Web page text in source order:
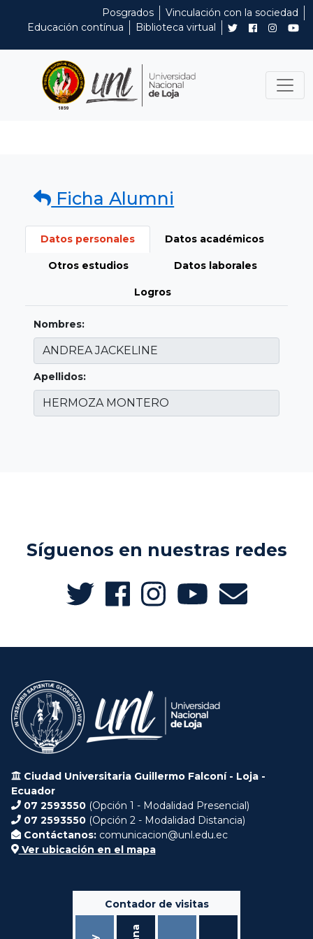
Posgrados
Vinculación con la sociedad
Educación contínua
Biblioteca virtual
Ficha Alumni
Datos personales Datos académicos
Otros estudios Datos laborales
Logros
Nombres:
Apellidos:
Síguenos en nuestras redes
Ciudad Universitaria Guillermo Falconí - Loja -
Ecuador
07 2593550 (Opción 1 - Modalidad Presencial)
07 2593550 (Opción 2 - Modalidad Distancia)
Contáctanos: comunicacion@unl.edu.ec
Ver ubicación en el mapa
Contador de visitas